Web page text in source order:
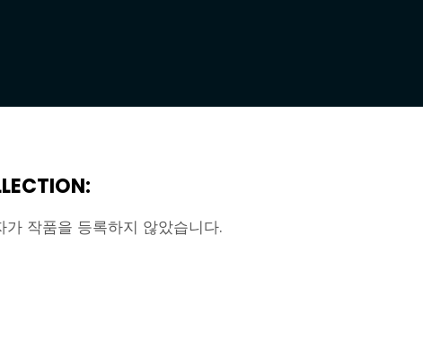
가 작품을 등록하지 않았습니다.